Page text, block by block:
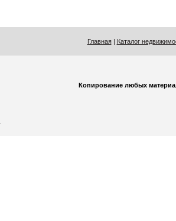
Главная| Каталог
Копирование любых